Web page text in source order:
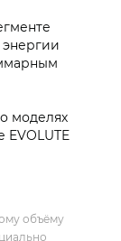
моделях
объёму